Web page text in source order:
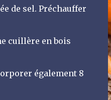
de sel. Préchauffer
cuillère en bois
également 8